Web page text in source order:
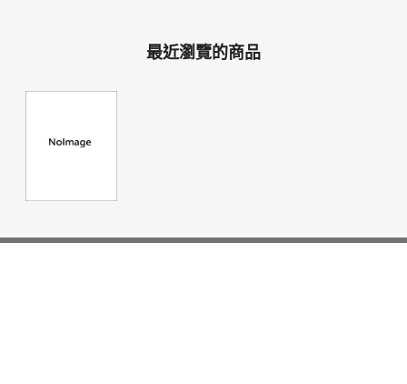
最近瀏覽的商品